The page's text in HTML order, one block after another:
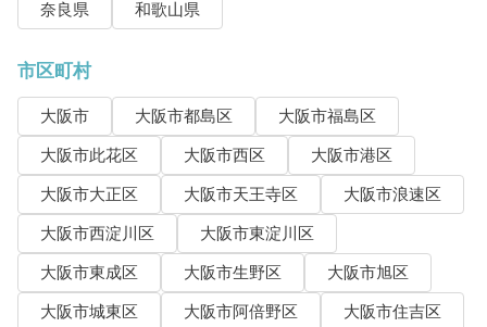
奈良県
和歌山県
市区町村
大阪市 大阪市都島区
大阪市福島区
大阪市此花区
大阪市西区
大阪市港区
大阪市大正区
大阪市天王寺区
大阪市浪速区
大阪市西淀川区
大阪市東淀川区
大阪市東成区
大阪市生野区
大阪市旭区
大阪市城東区
大阪市阿倍野区
大阪市住吉区